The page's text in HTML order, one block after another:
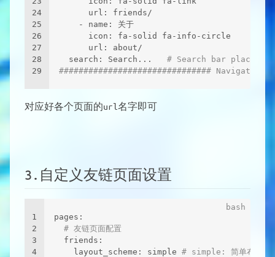
24
25
26
27
28
29
      url: friends/
    - name: 关于
      icon: fa-solid fa-info-circle
      url: about/
  search: Search...
# Search bar
############################### Navigation
对应好各个页面的url名字即可
3.自定义友链页面设置
1
2
3
4
pages:
# 友链页面配置
  friends:
    layout_scheme: simple
# simple: 简单布局